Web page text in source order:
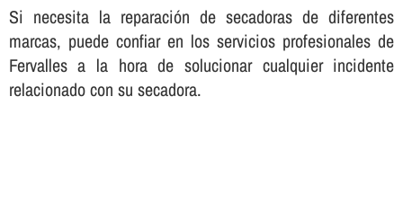
Si necesita la reparación de secadoras de diferentes
marcas, puede confiar en los servicios profesionales de
Fervalles a la hora de solucionar cualquier incidente
relacionado con su secadora.